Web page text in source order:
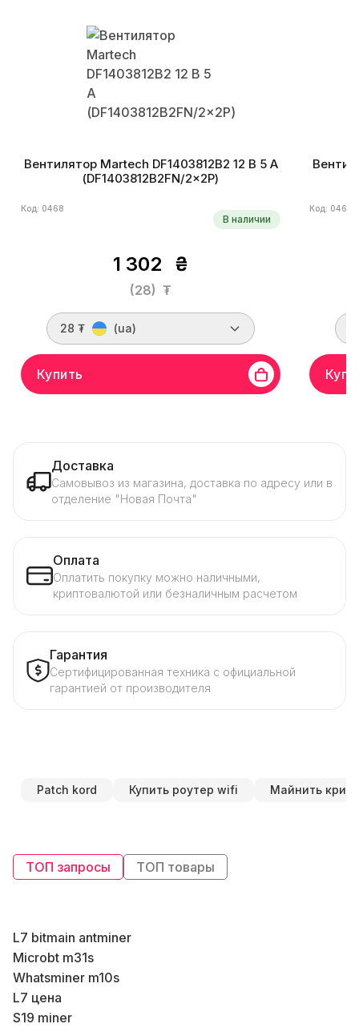
Вентилятор Martech DF1403812B2 12 В 5 А
(DF1403812B2FN/2×2P)
Код: 0468
В наличии
1 302 ₴
(28) ₮
28 ₮ (ua)
Купить
Код: 0469
Доставка
Самовывоз из магазина, доставка по адресу или в
отделение "Новая Почта"
Оплата
Оплатить покупку можно наличными,
криптовалютой или безналичным расчетом
Гарантия
Сертифицированная техника с официальной
гарантией от производителя
Patch kord Купить роутер wifi Майнить
ТОП запросы ТОП товары
L7 bitmain antminer
Microbt m31s
Whatsminer m10s
L7 цена
S19 miner